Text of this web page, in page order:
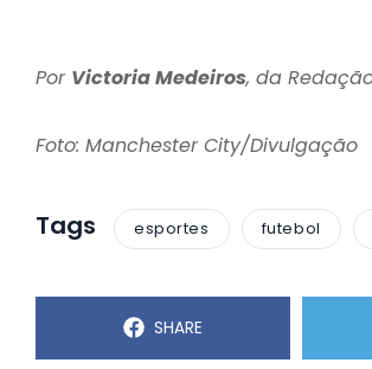
Por Victoria Medeiros, da
Foto: Manchester City/Divulgação
Tags esportes futebol
SHARE